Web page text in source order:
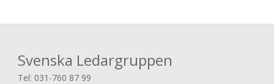
Svenska Ledargruppen
Tel: 031-760 87 99